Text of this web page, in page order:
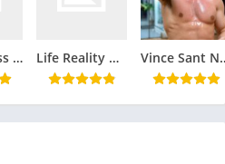
10 Best Miss you Maa Quotes in Hindi : माँ के लिए भावुक कोट्स हिंदी में Life Reality Motivational Quotes in Hindi Vince Sant